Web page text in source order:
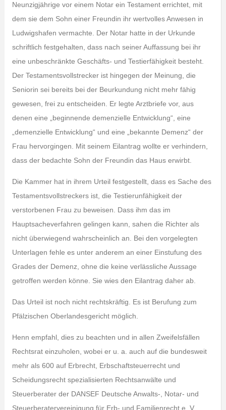
Neunzigjährige vor einem Notar ein Testament errichtet, mit
dem sie dem Sohn einer Freundin ihr wertvolles Anwesen in
Ludwigshafen vermachte. Der Notar hatte in der Urkunde
schriftlich festgehalten, dass nach seiner Auffassung bei ihr
eine unbeschränkte Geschäfts- und Testierfähigkeit besteht.
Der Testamentsvollstrecker ist hingegen der Meinung, die
Seniorin sei bereits bei der Beurkundung nicht mehr fähig
gewesen, frei zu entscheiden. Er legte Arztbriefe vor, aus
denen eine „beginnende demenzielle Entwicklung“, eine
„demenzielle Entwicklung“ und eine „bekannte Demenz“ der
Frau hervorgingen. Mit seinem Eilantrag wollte er verhindern,
dass der bedachte Sohn der Freundin das Haus erwirbt.
Die Kammer hat in ihrem Urteil festgestellt, dass es Sache des
Testamentsvollstreckers ist, die Testierunfähigkeit der
verstorbenen Frau zu beweisen. Dass ihm das im
Hauptsacheverfahren gelingen kann, sahen die Richter als
nicht überwiegend wahrscheinlich an. Bei den vorgelegten
Unterlagen fehle es unter anderem an einer Einstufung des
Grades der Demenz, ohne die keine verlässliche Aussage
getroffen werden könne. Sie wies den Eilantrag daher ab.
Das Urteil ist noch nicht rechtskräftig. Es ist Berufung zum
Pfälzischen Oberlandesgericht möglich.
Henn empfahl, dies zu beachten und in allen Zweifelsfällen
Rechtsrat einzuholen, wobei er u. a. auch auf die bundesweit
mehr als 600 auf Erbrecht, Erbschaftsteuerrecht und
Scheidungsrecht spezialisierten Rechtsanwälte und
Steuerberater der DANSEF Deutsche Anwalts‑, Notar- und
Steuerberatervereinigung für Erb- und Familienrecht e. V.,